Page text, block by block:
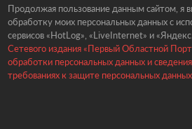
Продолжая пользование данным сайтом, я
обработку моих персональных данных с
сервисов «HotLog», «LiveInternet» и
Сетевого издания «Первый Областной
обработки персональных данных и
требованиях к защите персональных